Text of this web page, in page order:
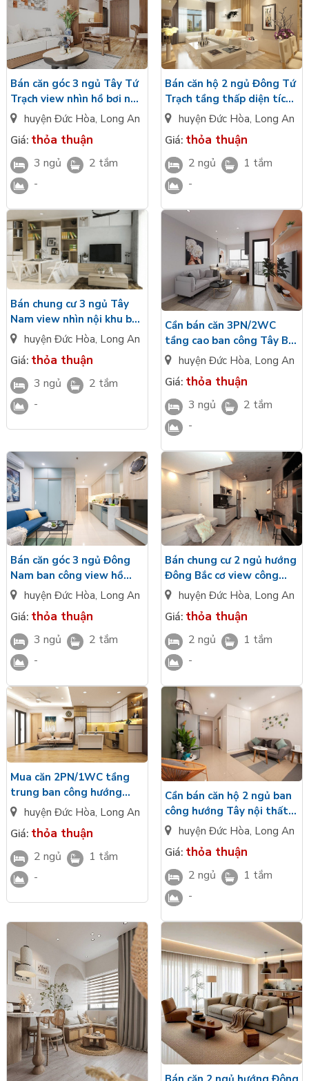
Bán căn góc 3 ngủ Tây Tứ
Trạch view nhìn hồ bơi nội
khu gần Vinschool
Long An
huyện Đức Hòa, Long An
Giá: thỏa thuận
3 ngủ
2 tắm
-
Bán căn hộ 2 ngủ Đông Tứ
Trạch tầng thấp diện tích
65m2 bàn giao cơ bản
Long An
huyện Đức Hòa, Long An
Giá: thỏa thuận
2 ngủ
1 tắm
-
Bán chung cư 3 ngủ Tây
Nam view nhìn nội khu bàn
giao cơ bản CĐT
Long An
huyện Đức Hòa, Long An
Giá: thỏa thuận
3 ngủ
2 tắm
-
Cần bán căn 3PN/2WC
tầng cao ban công Tây Bắc
cơ bản nội thất Vinhomes
VIP
huyện Đức Hòa, Long An
Giá: thỏa thuận
3 ngủ
2 tắm
-
Bán căn góc 3 ngủ Đông
Nam ban công view hồ
điều hòa bàn giao nguyên
City
huyện Đức Hòa, Long An
Giá: thỏa thuận
3 ngủ
2 tắm
-
Bán chung cư 2 ngủ hướng
Đông Bắc cơ view công
viên hoàn thiện cơ bản
Long An
huyện Đức Hòa, Long An
Giá: thỏa thuận
2 ngủ
1 tắm
-
Mua căn 2PN/1WC tầng
trung ban công hướng
Nam diện tích 65m2 bàn
Green City
huyện Đức Hòa, Long An
Giá: thỏa thuận
2 ngủ
1 tắm
-
Cần bán căn hộ 2 ngủ ban
công hướng Tây nội thất
cao cấp view nội khu
Vinhomes Green City
Long An
huyện Đức Hòa, Long An
Giá: thỏa thuận
2 ngủ
1 tắm
-